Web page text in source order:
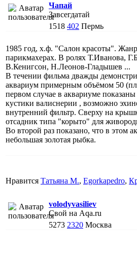
Чапай
Завсегдатай
1518 402 Пермь
1985 год, х.ф. "Салон красоты".
парикмахерах. В ролях Т.Иванова,
В.Кенигсон, Н.Леонов-Гладышев ...
В течении фильма дважды
аквариум примерным объёмом 50
первом случае в аквариуме показаны
кустики валиснерии , возможно
внутренний фильтр. Сверху на
отсадник типа "корыто" для
Во второй раз показано, что в этом
небольшая золотая рыбка.
Нравится Татьяна М., Egorkapedro,
volodyvasiliev
Свой на Aqa.ru
5273 2320 Москва